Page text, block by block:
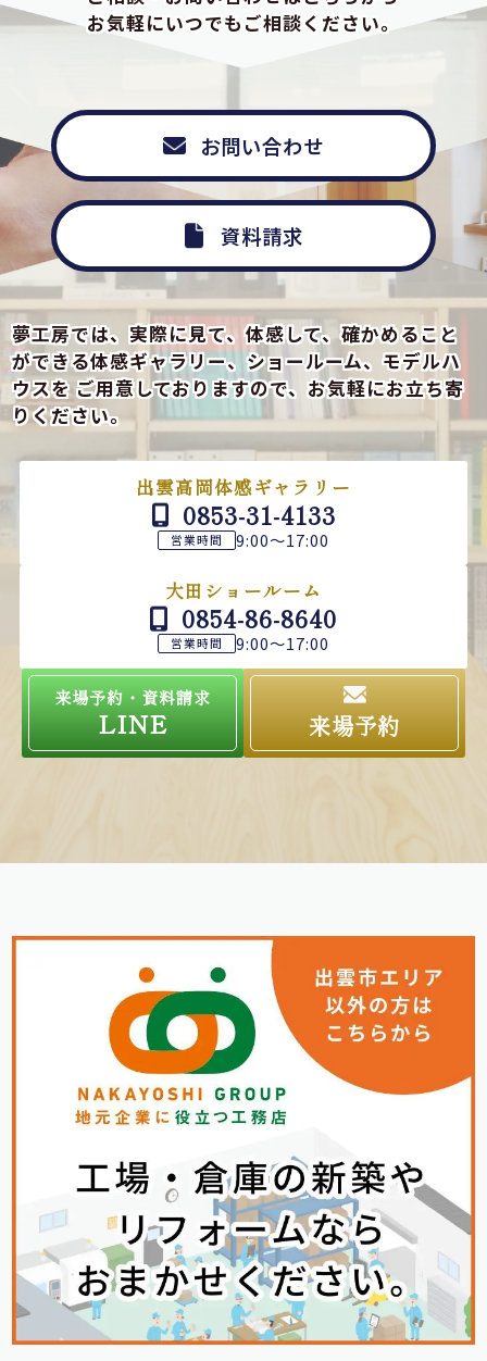
お気軽にいつでもご相談ください。
お問い合わせ
資料請求
夢工房では、実際に見て、体感して、確かめること
ができる体感ギャラリー、ショールーム、モデルハ
ウスをご用意しておりますので、お気軽にお立ち寄
りください。
出雲高岡体感ギャラリー
0853-31-4133
営業時間 9:00～17:00
大田ショールーム
0854-86-8640
営業時間 9:00～17:00
来場予約・資料請求
LINE 来場予約